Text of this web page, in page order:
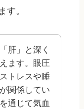
す。
肝」と深く
ます。眼圧
トレスや睡
関係してい
通じて気血